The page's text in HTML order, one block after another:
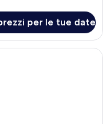
per le tue date
| Biancheria da letto